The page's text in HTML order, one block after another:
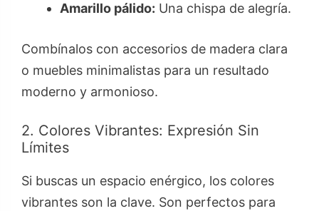
Amarillo pálido: Una chispa de alegría.
Combínalos con accesorios de madera clara
o muebles minimalistas para un resultado
moderno y armonioso.
2. Colores Vibrantes: Expresión Sin
Límites
Si buscas un espacio enérgico, los colores
vibrantes son la clave. Son perfectos para